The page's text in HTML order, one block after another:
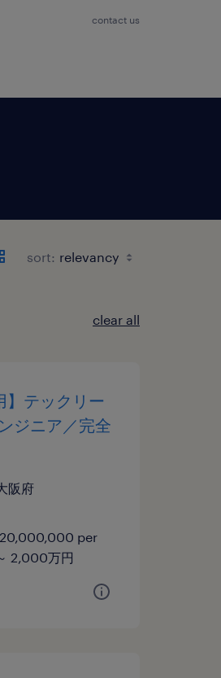
contact us
sort:
clear all
】テックリー
ジニア／完全
阪府
per
2,000万円